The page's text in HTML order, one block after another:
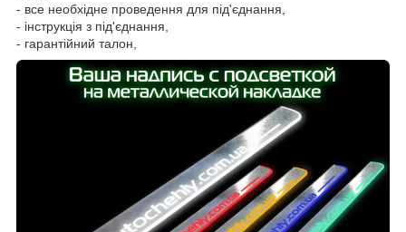
- все необхідне проведення для під'єднання,
- інструкція з під'єднання,
- гарантійний талон,